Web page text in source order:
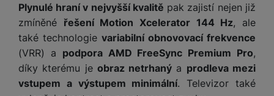
Plynulé hraní v nejvyšší kvalitě pak zajistí nejen již
zmíněné řešení Motion Xcelerator 144 Hz, ale
také technologie variabilní obnovovací frekvence
(VRR) a podpora AMD FreeSync Premium Pro,
díky kterému je obraz netrhaný a prodleva mezi
vstupem a výstupem minimální. Televizor také